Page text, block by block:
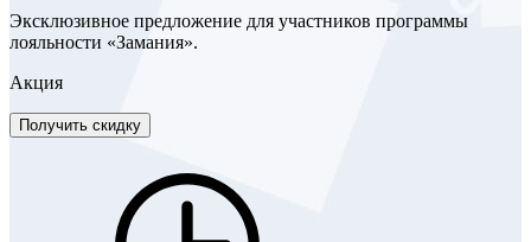
Эксклюзивное предложение для участников программы
лояльности «Замания».
Акция
Получить скидку